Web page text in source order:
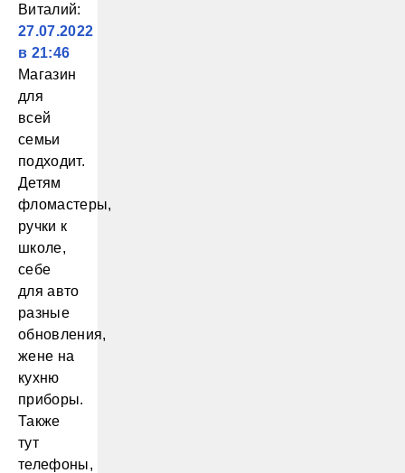
Виталий:
27.07.2022
в 21:46
Магазин
для
всей
семьи
подходит.
Детям
фломастеры,
ручки к
школе,
себе
для авто
разные
обновления,
жене на
кухню
приборы.
Также
тут
телефоны,